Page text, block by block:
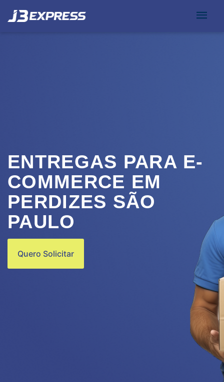
ENTREGAS PARA E-
COMMERCE EM
PERDIZES SÃO
PAULO
Quero Solicitar